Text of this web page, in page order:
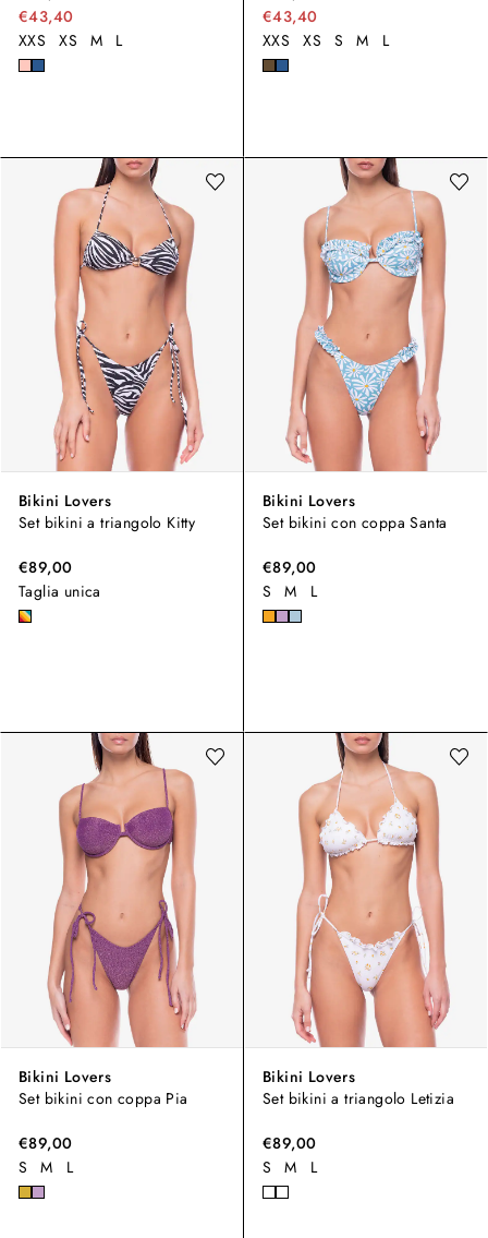
€43,40
XXS
XS M L
€43,40
XXS
XS S M L
Bikini Lovers
Set bikini a triangolo Kitty
€89,00
Taglia unica
Bikini Lovers
Set bikini con coppa Santa
€89,00
S
M L
Bikini Lovers
Set bikini con coppa Pia
€89,00
S
M L
Bikini Lovers
Set bikini a triangolo Letizia
€89,00
S
M L